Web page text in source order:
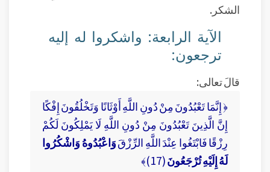
الشكر.
الآية الرابعة: واشكروا له إليه
ترجعون:
قالَ تعالى:
﴿ إِنَّمَا تَعْبُدُونَ مِنْ دُونِ اللَّهِ أَوْثَانًا وَتَخْلُقُونَ إِفْكًا
إِنَّ الَّذِينَ تَعْبُدُونَ مِنْ دُونِ اللَّهِ لَا يَمْلِكُونَ لَكُمْ
رِزْقًا فَابْتَغُوا عِنْدَ اللَّهِ الرِّزْقَوَاعْبُدُوهُ وَاشْكُرُوا
لَهُ إِلَيْهِ تُرْجَعُونَ(17)﴾